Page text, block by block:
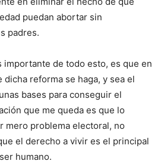
puedan abortar sin
padres.
importante de todo esto, es que en
reforma se haga, y sea el
bases para conseguir el
que me queda es que lo
mero problema electoral, no
el derecho a vivir es el principal
humano.